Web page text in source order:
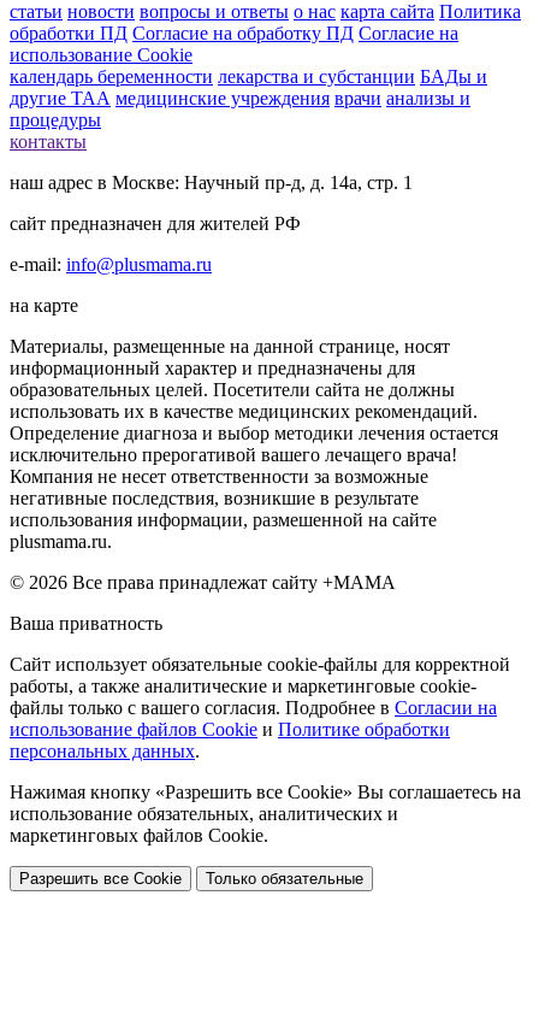
статьи новости вопросы и ответы о нас карта сайта Политика
обработки ПД Согласие на обработку ПД Согласие на
использование Cookie
календарь беременности лекарства и субстанции БАДы и
другие ТАА медицинские учреждения врачи анализы и
процедуры
контакты
наш адрес в Москве: Научный пр-д, д. 14а, стр. 1
сайт предназначен для жителей РФ
e-mail: info@plusmama.ru
на карте
Материалы, размещенные на данной странице, носят
информационный характер и предназначены для
образовательных целей. Посетители сайта не должны
использовать их в качестве медицинских рекомендаций.
Определение диагноза и выбор методики лечения остается
исключительно прерогативой вашего лечащего врача!
Компания не несет ответственности за возможные
негативные последствия, возникшие в результате
использования информации, размешенной на сайте
plusmama.ru.
© 2026 Все права принадлежат сайту +МАМА
Ваша приватность
Сайт использует обязательные cookie-файлы для корректной
работы, а также аналитические и маркетинговые cookie-
файлы только с вашего согласия. Подробнее в Согласии на
использование файлов Cookie и Политике обработки
персональных данных.
Нажимая кнопку «Разрешить все Cookie» Вы соглашаетесь на
использование обязательных, аналитических и
маркетинговых файлов Cookie.
Разрешить все Cookie Только обязательные